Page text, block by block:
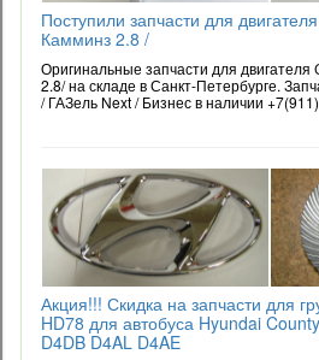
Поступили запчасти для
Камминз 2.8 /
Оригинальные запчасти для двигателя
2.8/ на складе в Санкт-Петербурге.
/ ГАЗель Next / Бизнес в наличии
Акция!!! Скидка на запчасти для
HD78 для автобуса Hyundai
D4DB D4AL D4AE